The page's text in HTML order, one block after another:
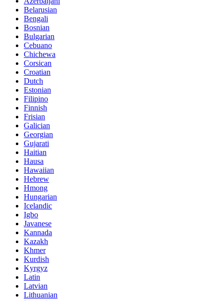
Belarusian
Bengali
Bosnian
Bulgarian
Cebuano
Chichewa
Corsican
Croatian
Dutch
Estonian
Filipino
Finnish
Frisian
Galician
Georgian
Gujarati
Haitian
Hausa
Hawaiian
Hebrew
Hmong
Hungarian
Icelandic
Igbo
Javanese
Kannada
Kazakh
Khmer
Kurdish
Kyrgyz
Latin
Latvian
Lithuanian